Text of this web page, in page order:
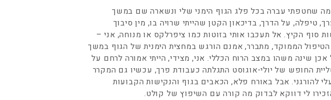
שחטפתי עברה בכל פלג הגוף הימני שלי ונשארה שם במשך
טיפלה, על הדרך, בדיכאון הקטן שהייתי שרויה בו, מין סיבוך
סוף הקיץ. אל תעכבו אותי בזוטות כמו ציפרלקס או מנוחה, אני –
הממוקד, מתברר, אמנם הורגש במחצית הימנית של הגוף במשך
שינה משהו במצב הרוח הכללי. אני, מצידי, הייתי אמורה לרחם על
החופש של יולי-אוגוסט התגלתה כעבודת פרך, עכשיו גם המקרר
להורגני. אבל באורח פלא, הכאבים בגוף והנקישות הקבועות
לי דווקא לבדוק מה קורה עם השיפוץ של קולט.